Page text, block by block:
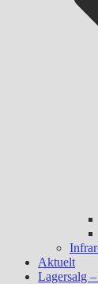
Aktuelt
Lagersalg